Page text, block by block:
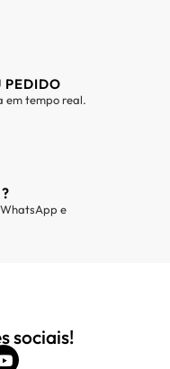
PEDIDO
em tempo real.
e
sociais!